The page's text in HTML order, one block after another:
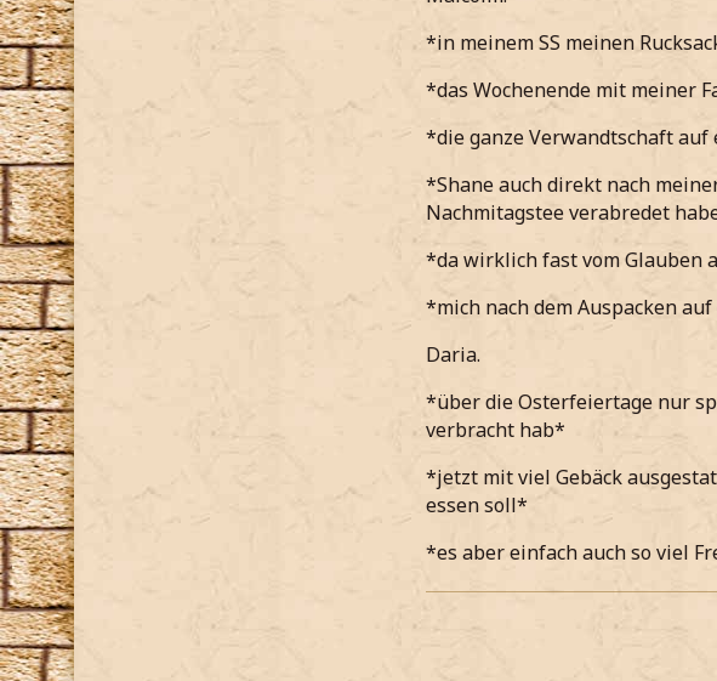
*in meinem SS meinen
*das Wochenende mit meiner
*die ganze Verwandtschaft
*Shane auch direkt nach
Nachmitagstee verabredet
*da wirklich fast vom Glauben
*mich nach dem Auspacken
Daria.
*über die Osterfeiertage nur
verbracht hab*
*jetzt mit viel Gebäck
essen soll*
*es aber einfach auch so viel